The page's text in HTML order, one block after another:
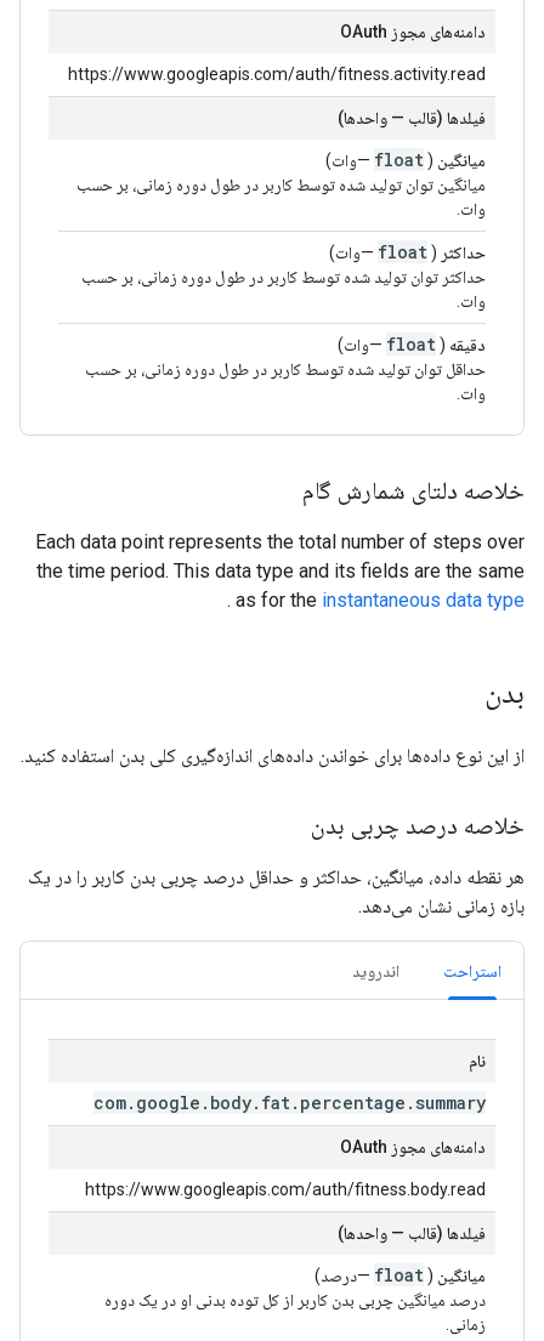
دامنه‌های مجوز OAuth
https://www.googleapis.com/auth/fitness.activity.read
فیلدها (قالب — واحدها)
میانگین (
float —وات)
میانگین توان تولید شده توسط کاربر در طول دوره زمانی، بر حسب
وات.
حداکثر (
float —وات)
حداکثر توان تولید شده توسط کاربر در طول دوره زمانی، بر حسب
وات.
دقیقه (
float —وات)
حداقل توان تولید شده توسط کاربر در طول دوره زمانی، بر حسب
وات.
خلاصه دلتای شمارش گام
Each data point represents the total number of steps over
the time period. This data type and its fields are the same
as for the instantaneous data type
.
بدن
از این نوع داده‌ها برای خواندن داده‌های اندازه‌گیری کلی بدن استفاده کنید.
خلاصه درصد چربی بدن
هر نقطه داده، میانگین، حداکثر و حداقل درصد چربی بدن کاربر را در یک
بازه زمانی نشان می‌دهد.
استراحت اندروید
نام
com. google . body. fat. percentage . summary
دامنه‌های مجوز OAuth
https://www.googleapis.com/auth/fitness.body.read
فیلدها (قالب — واحدها)
میانگین (
float —درصد)
درصد میانگین چربی بدن کاربر از کل توده بدنی او در یک دوره
زمانی.